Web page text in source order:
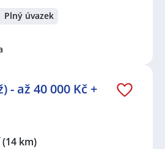
Plný úvazek
- až 40 000 Kč +
(14 km)